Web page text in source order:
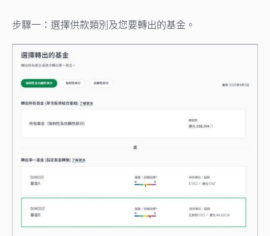
步驟一：選擇供款類別及您要轉出的基金。